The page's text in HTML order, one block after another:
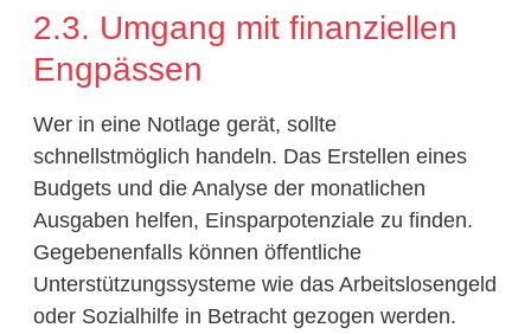
2.3. Umgang mit finanziellen
Engpässen
Wer in eine Notlage gerät, sollte
schnellstmöglich handeln. Das Erstellen eines
Budgets und die Analyse der monatlichen
Ausgaben helfen, Einsparpotenziale zu finden.
Gegebenenfalls können öffentliche
Unterstützungssysteme wie das Arbeitslosengeld
oder Sozialhilfe in Betracht gezogen werden.